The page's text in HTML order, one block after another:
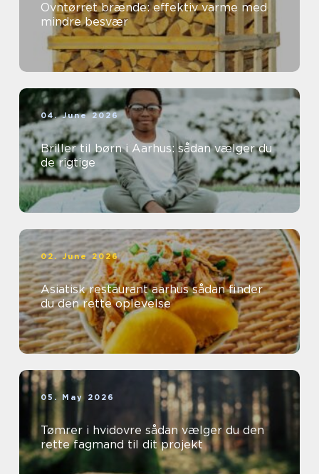
Ovntørret brænde: effektiv varme med
mindre besvær
04. June 2026
Briller til børn i Aarhus: sådan vælger du
de rigtige
02. June 2026
Asiatisk restaurant aarhus sådan finder
du den rette oplevelse
05. May 2026
Tømrer i hvidovre sådan vælger du den
rette fagmand til dit projekt